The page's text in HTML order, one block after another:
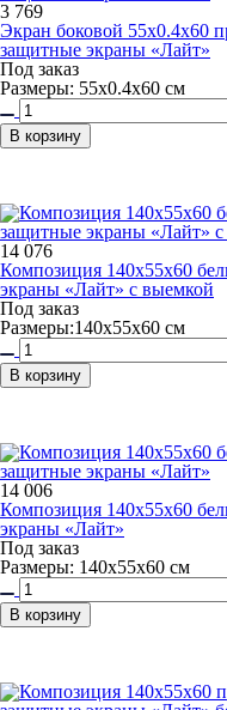
3 769
Экран боковой 55x0.4x60
защитные экраны «Лайт»
Под заказ
Размеры: 55х0.4х60 см
В корзину
14 076
Композиция 140x55x60
экраны «Лайт» с выемкой
Под заказ
Размеры:140х55х60 см
В корзину
14 006
Композиция 140x55x60
экраны «Лайт»
Под заказ
Размеры: 140х55х60 см
В корзину